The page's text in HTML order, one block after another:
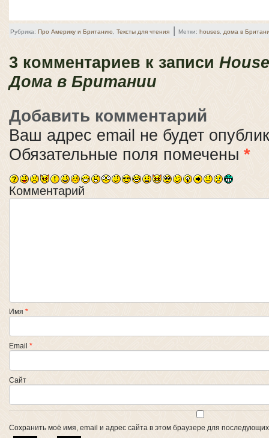
Рубрика: Про Америку и Британию Тексты для чтения | Метки: houses дома в
3 комментариев к записи
Дома в Британии
Добавить комментарий
Ваш адрес email не будет
Обязательные поля помечены *
Комментарий
Имя *
Email *
Сайт
Сохранить моё имя, email и адрес сайта в этом браузере для